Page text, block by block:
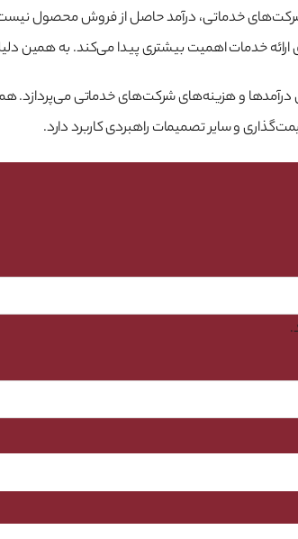
خدماتی، درآمد حاصل از فروش محصول
خدمات اهمیت بیشتری پیدا می‌کند. به همین
و هزینه‌های شرکت‌های خدماتی می‌پردازد.
و سایر تصمیمات راهبردی کاربرد دارد.